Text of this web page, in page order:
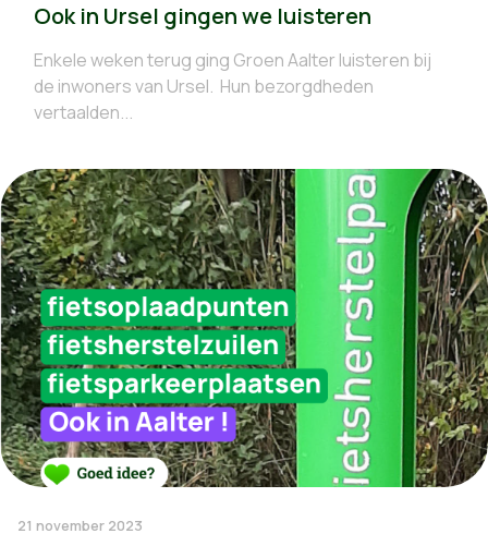
Ook in Ursel gingen we luisteren
Enkele weken terug ging Groen Aalter luisteren bij
de inwoners van Ursel. Hun bezorgdheden
vertaalden...
21 november 2023